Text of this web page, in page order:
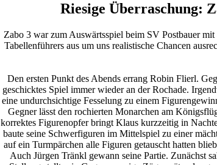
Riesige Überraschung:
Zabo 3 war zum Auswärtsspiel beim SV Postbauer
Tabellenführers aus um uns realistische Chancen
Den ersten Punkt des Abends errang Robin Flierl.
geschicktes Spiel immer wieder an der Rochade.
eine undurchsichtige Fesselung zu einem
Gegner lässt den rochierten Monarchen am
korrektes Figurenopfer bringt Klaus kurzzeitig in
baute seine Schwerfiguren im Mittelspiel zu einer
auf ein Turmpärchen alle Figuren getauscht hatten
Auch Jürgen Tränkl gewann seine Partie. Zunächst